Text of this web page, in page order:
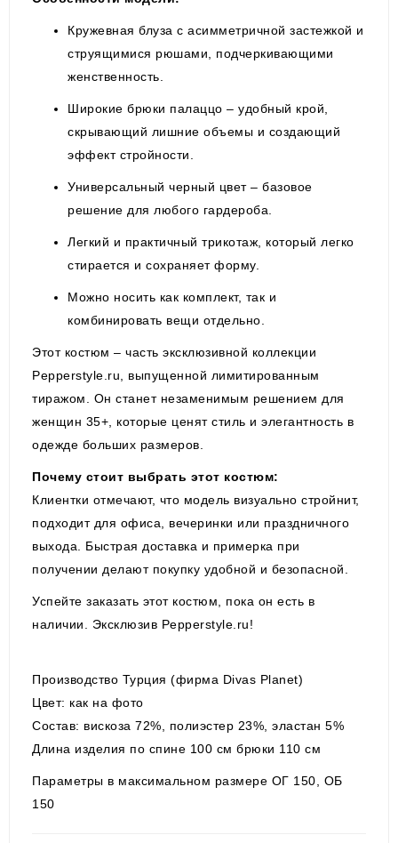
Кружевная блуза с асимметричной застежкой и
струящимися рюшами, подчеркивающими
женственность.
Широкие брюки палаццо – удобный крой,
скрывающий лишние объемы и создающий
эффект стройности.
Универсальный черный цвет – базовое
решение для любого гардероба.
Легкий и практичный трикотаж, который легко
стирается и сохраняет форму.
Можно носить как комплект, так и
комбинировать вещи отдельно.
Этот костюм – часть эксклюзивной коллекции
Pepperstyle.ru, выпущенной лимитированным
тиражом. Он станет незаменимым решением для
женщин 35+, которые ценят стиль и элегантность в
одежде больших размеров.
Почему стоит выбрать этот костюм:
Клиентки отмечают, что модель визуально стройнит,
подходит для офиса, вечеринки или праздничного
выхода. Быстрая доставка и примерка при
получении делают покупку удобной и безопасной.
Успейте заказать этот костюм, пока он есть в
наличии. Эксклюзив Pepperstyle.ru!
Производство Турция (фирма Divas Planet)
Цвет: как на фото
Состав: вискоза 72%, полиэстер 23%, эластан 5%
Длина изделия по спине 100 см брюки 110 см
Параметры в максимальном размере ОГ 150, ОБ
150